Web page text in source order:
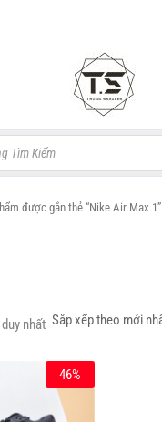
được gắn thẻ “Nike Air Max 1”
nhất
46%
Giá
hiện
là: